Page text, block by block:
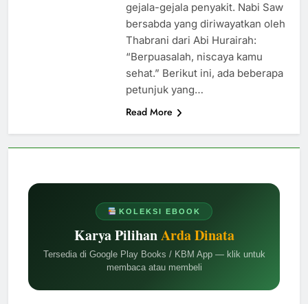
KOLEKSI EBOOK
Karya PilihanArda Dinata
Tersedia di Google Play Books / KBM App — klik untuk
membaca atau membeli
gejala-gejala penyakit. Nabi Saw
bersabda yang diriwayatkan oleh
Thabrani dari Abi Hurairah:
“Berpuasalah, niscaya kamu
sehat.” Berikut ini, ada beberapa
petunjuk yang…
Read More